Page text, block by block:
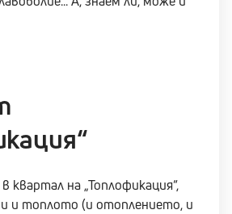
квартал на „Топлофикация“,
и топлото (и отоплението, и